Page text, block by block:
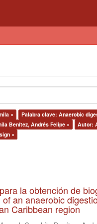
× Palabra clave: Anaerobic
Benítez, Andrés Felipe ×
Autor:
×
la obtención de
an anaerobic
Caribbean region